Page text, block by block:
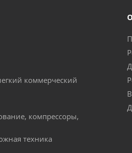
коммерческий
компрессоры,
техника